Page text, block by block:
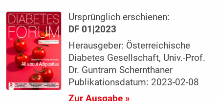
Ursprünglich erschienen:
DF 01|2023
Herausgeber: Österreichische
Diabetes Gesellschaft, Univ.-Prof.
Dr. Guntram Schernthaner
Publikationsdatum: 2023-02-08
Zur Ausgabe »